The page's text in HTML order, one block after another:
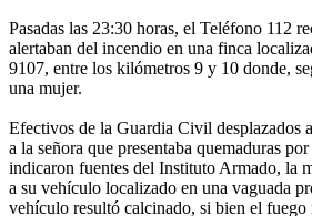
Pasadas las 23:30 horas, el Teléfono 112
alertaban del incendio en una finca
9107, entre los kilómetros 9 y 10 donde,
una mujer.
Efectivos de la Guardia Civil desplazados
a la señora que presentaba quemaduras
indicaron fuentes del Instituto Armado, la
a su vehículo localizado en una vaguada
vehículo resultó calcinado, si bien el fuego